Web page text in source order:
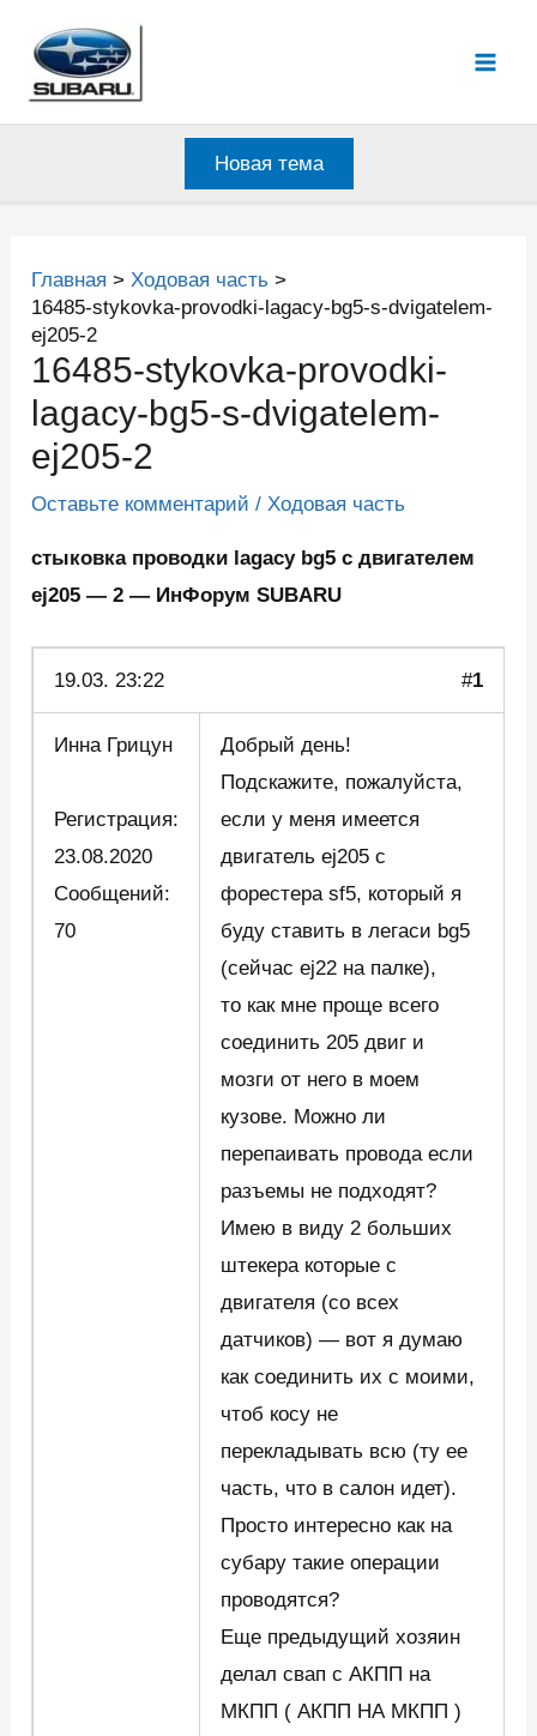
содержимому
Новая тема
Главная
Ходовая часть
16485-stykovka-provodki-lagacy-bg5-s-dvigatelem-
ej205-2
16485-stykovka-provodki-
lagacy-bg5-s-dvigatelem-
ej205-2
Оставьте комментарий /Ходовая часть
стыковка проводки lagacy bg5 с двигателем
ej205 — 2 — ИнФорум SUBARU
19.03. 23:22 #1
Инна Грицун
Регистрация:
23.08.2020
Сообщений:
70
Добрый день!
Подскажите, пожалуйста,
если у меня имеется
двигатель ej205 с
форестера sf5, который я
буду ставить в легаси bg5
(сейчас ej22 на палке),
то как мне проще всего
соединить 205 двиг и
мозги от него в моем
кузове. Можно ли
перепаивать провода если
разъемы не подходят?
Имею в виду 2 больших
штекера которые с
двигателя (со всех
датчиков) — вот я думаю
как соединить их с моими,
чтоб косу не
перекладывать всю (ту ее
часть, что в салон идет).
Просто интересно как на
субару такие операции
проводятся?
Еще предыдущий хозяин
делал свап с АКПП на
МКПП ( АКПП НА МКПП )